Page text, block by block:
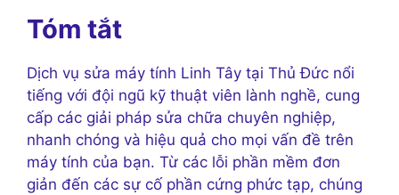
Tóm tắt
Dịch vụ sửa máy tính Linh Tây tại Thủ Đức nổi
tiếng với đội ngũ kỹ thuật viên lành nghề, cung
cấp các giải pháp sửa chữa chuyên nghiệp,
nhanh chóng và hiệu quả cho mọi vấn đề trên
máy tính của bạn. Từ các lỗi phần mềm đơn
giản đến các sự cố phần cứng phức tạp, chúng